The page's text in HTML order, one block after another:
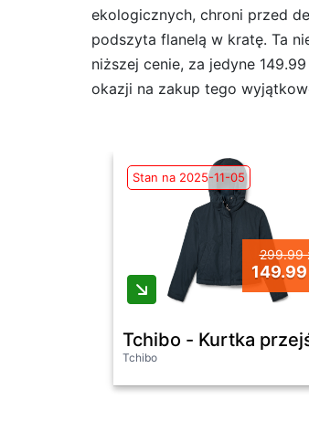
ekologicznych, chroni przed
podszyta flanelą w kratę. Ta
niższej cenie, za jedyne
okazji na zakup tego
Stan na 2025-11-05
299.99
149.99
Tchibo - Kurtka
Tchibo